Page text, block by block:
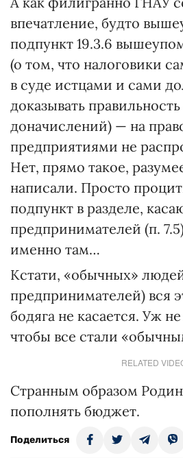
впечатление, будто
подпункт 19.3.6
(о том, что налоговики
в суде истцами и сами
доказывать
доначислений) — на
предприятиями не
Нет, прямо такое,
написали. Просто
подпункт в разделе,
предпринимателей (п.
именно там…
Кстати, «обычных»
предпринимателей) вся
бодяга не касается. Уж
чтобы все стали
RELATED
Странным образом
пополнять бюджет.
Поделиться